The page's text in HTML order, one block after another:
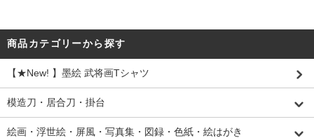
商品カテゴリーから探す
【★New! 】墨絵 武将画Tシャツ
模造刀・居合刀・掛台
絵画・浮世絵・屏風・写真集・図録・色紙・絵はがき